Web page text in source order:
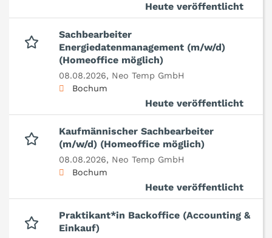
Heute veröffentlicht
Sachbearbeiter
Energiedatenmanagement (m/w/d)
(Homeoffice möglich)
08.08.2026, Neo Temp GmbH
Bochum
Heute veröffentlicht
Kaufmännischer Sachbearbeiter
(m/w/d) (Homeoffice möglich)
08.08.2026, Neo Temp GmbH
Bochum
Heute veröffentlicht
Praktikant*in Backoffice (Accounting &
Einkauf)